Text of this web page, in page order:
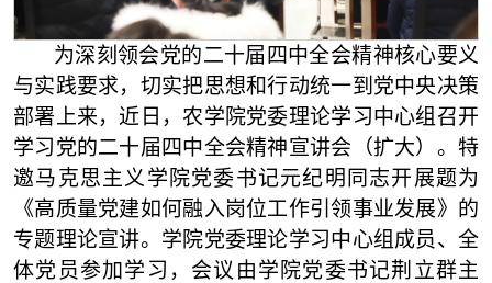
为深刻领会党的二十届四中全会精神核心要义
与实践要求，切实把思想和行动统一到党中央决策
部署上来，近日，农学院党委理论学习中心组召开
学习党的二十届四中全会精神宣讲会（扩大）。特
邀马克思主义学院党委书记元纪明同志开展题为
《高质量党建如何融入岗位工作引领事业发展》的
专题理论宣讲。学院党委理论学习中心组成员、全
体党员参加学习，会议由学院党委书记荆立群主